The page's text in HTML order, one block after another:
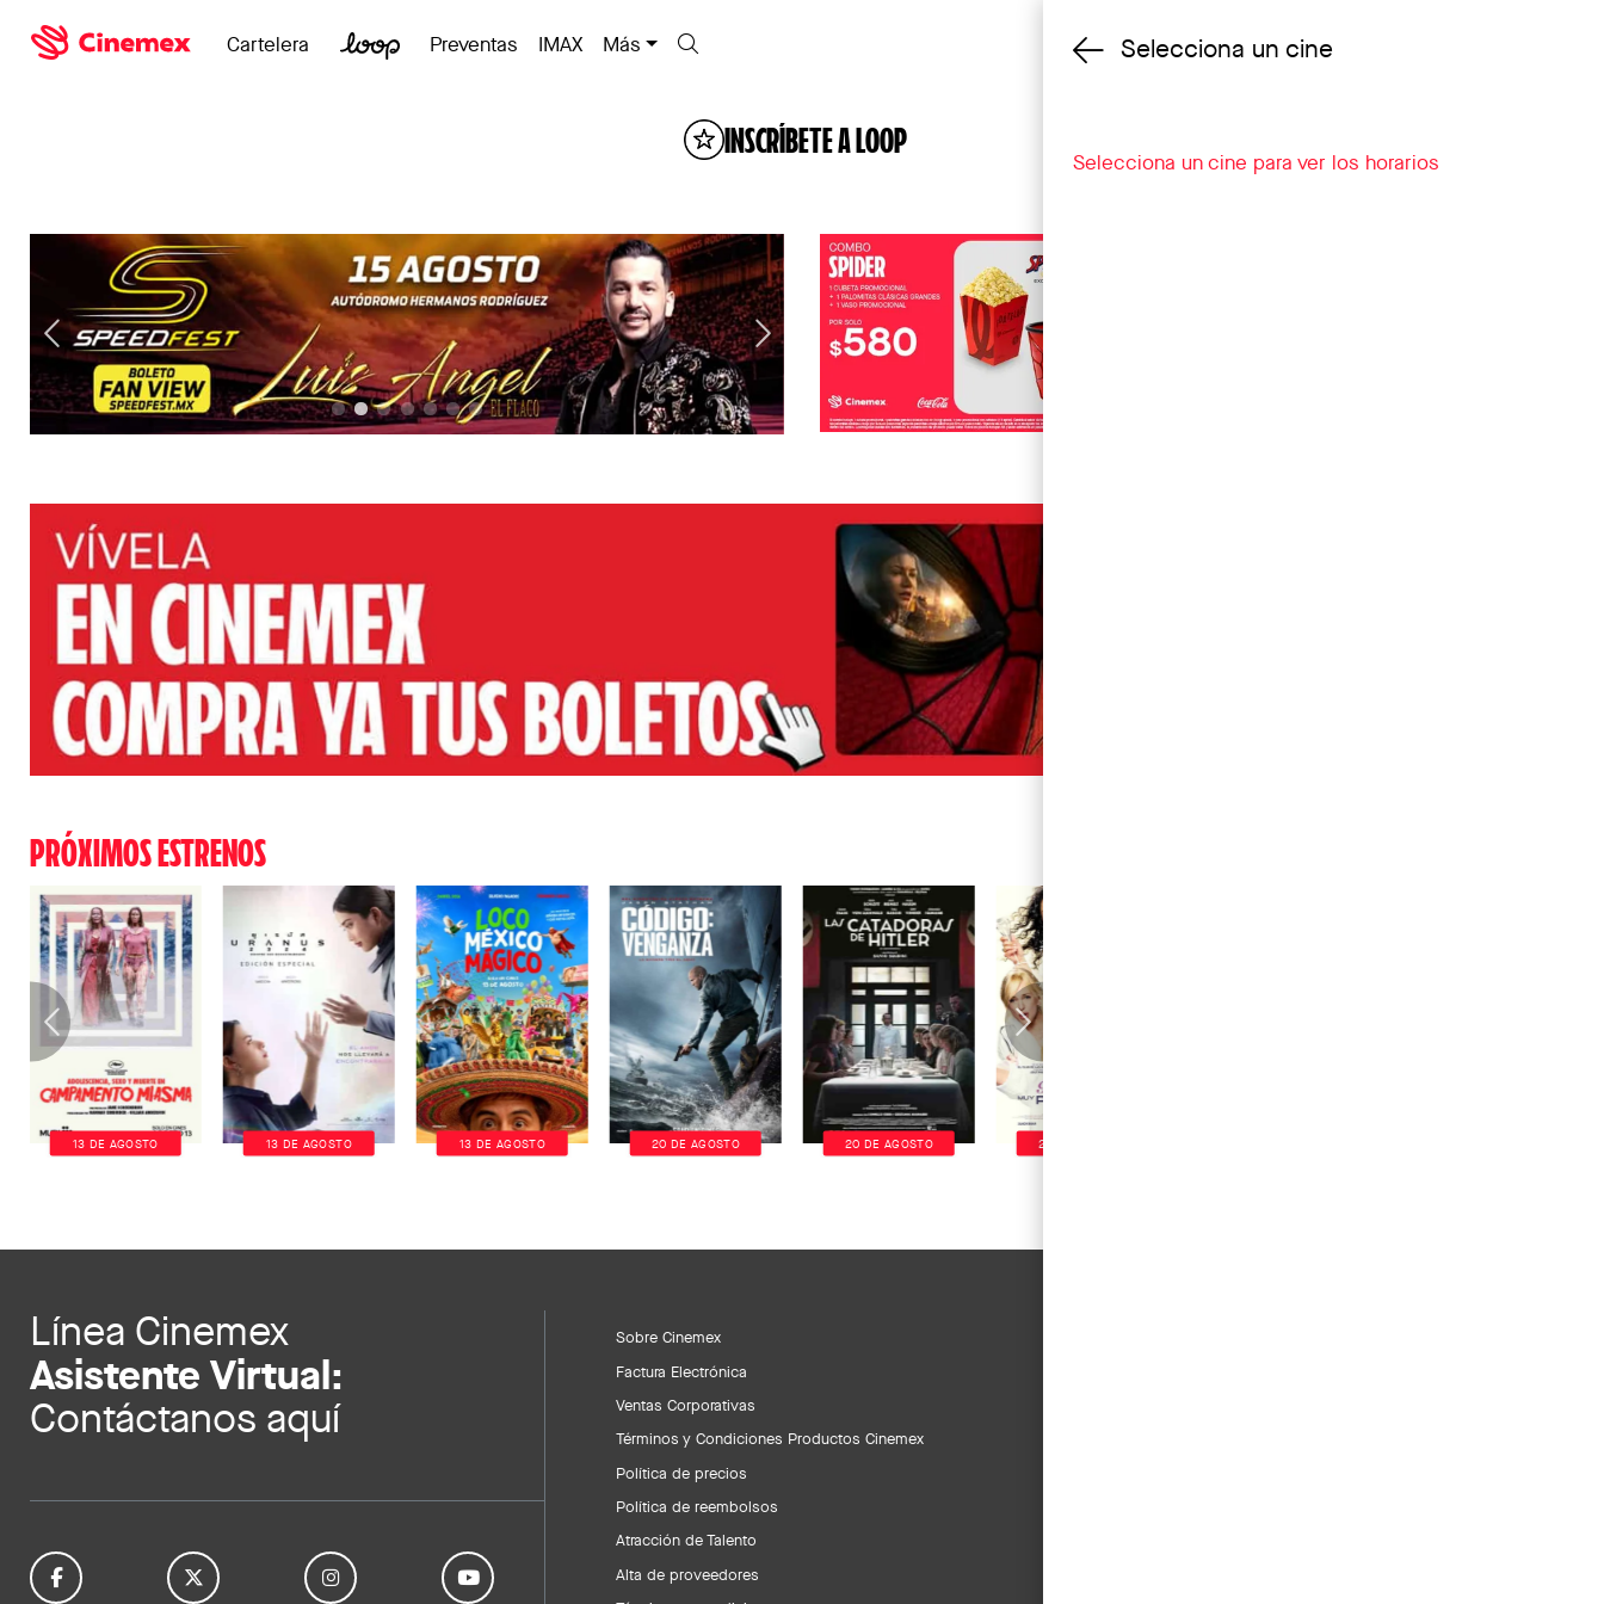
Cambiar cine
Cartelera Preventas IMAX Más
INSCRÍBETE A LOOP
PRÓXIMOS ESTRENOS
13 DE AGOSTO 13 DE AGOSTO 13 DE AGOSTO 20 DE AGOSTO 20 DE AGOSTO 20 DE AGOSTO
Línea Cinemex
Asistente Virtual:
Contáctanos aquí
Sobre Cinemex
Factura Electrónica
Ventas Corporativas
Términos y Condiciones Productos Cinemex
Política de precios
Política de reembolsos
Atracción de Talento
Alta de proveedores
Selecciona un cine
Selecciona un cine para ver los horarios